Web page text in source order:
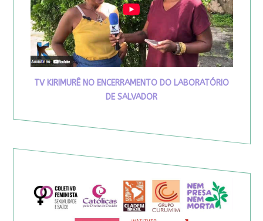
TV KIRIMURÊ NO ENCERRAMENTO DO LABORATÓRIO
DE SALVADOR